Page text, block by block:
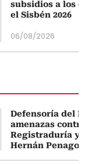
subsidios a los
el Sisbén 2026
06/08/2026
Defensoría del
amenazas contra
Registraduría y
Hernán Penagos